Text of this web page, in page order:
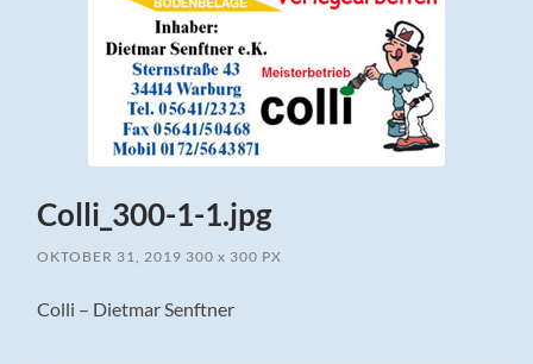
Colli_300-1-1.jpg
OKTOBER 31, 2019 300x 300 PX
Colli – Dietmar Senftner